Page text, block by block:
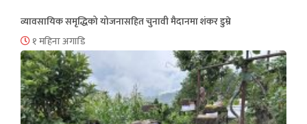
व्यावसायिक समृद्धिको योजनासहित चुनावी मैदानमा शंकर डुम्रे
१ महिना अगाडि